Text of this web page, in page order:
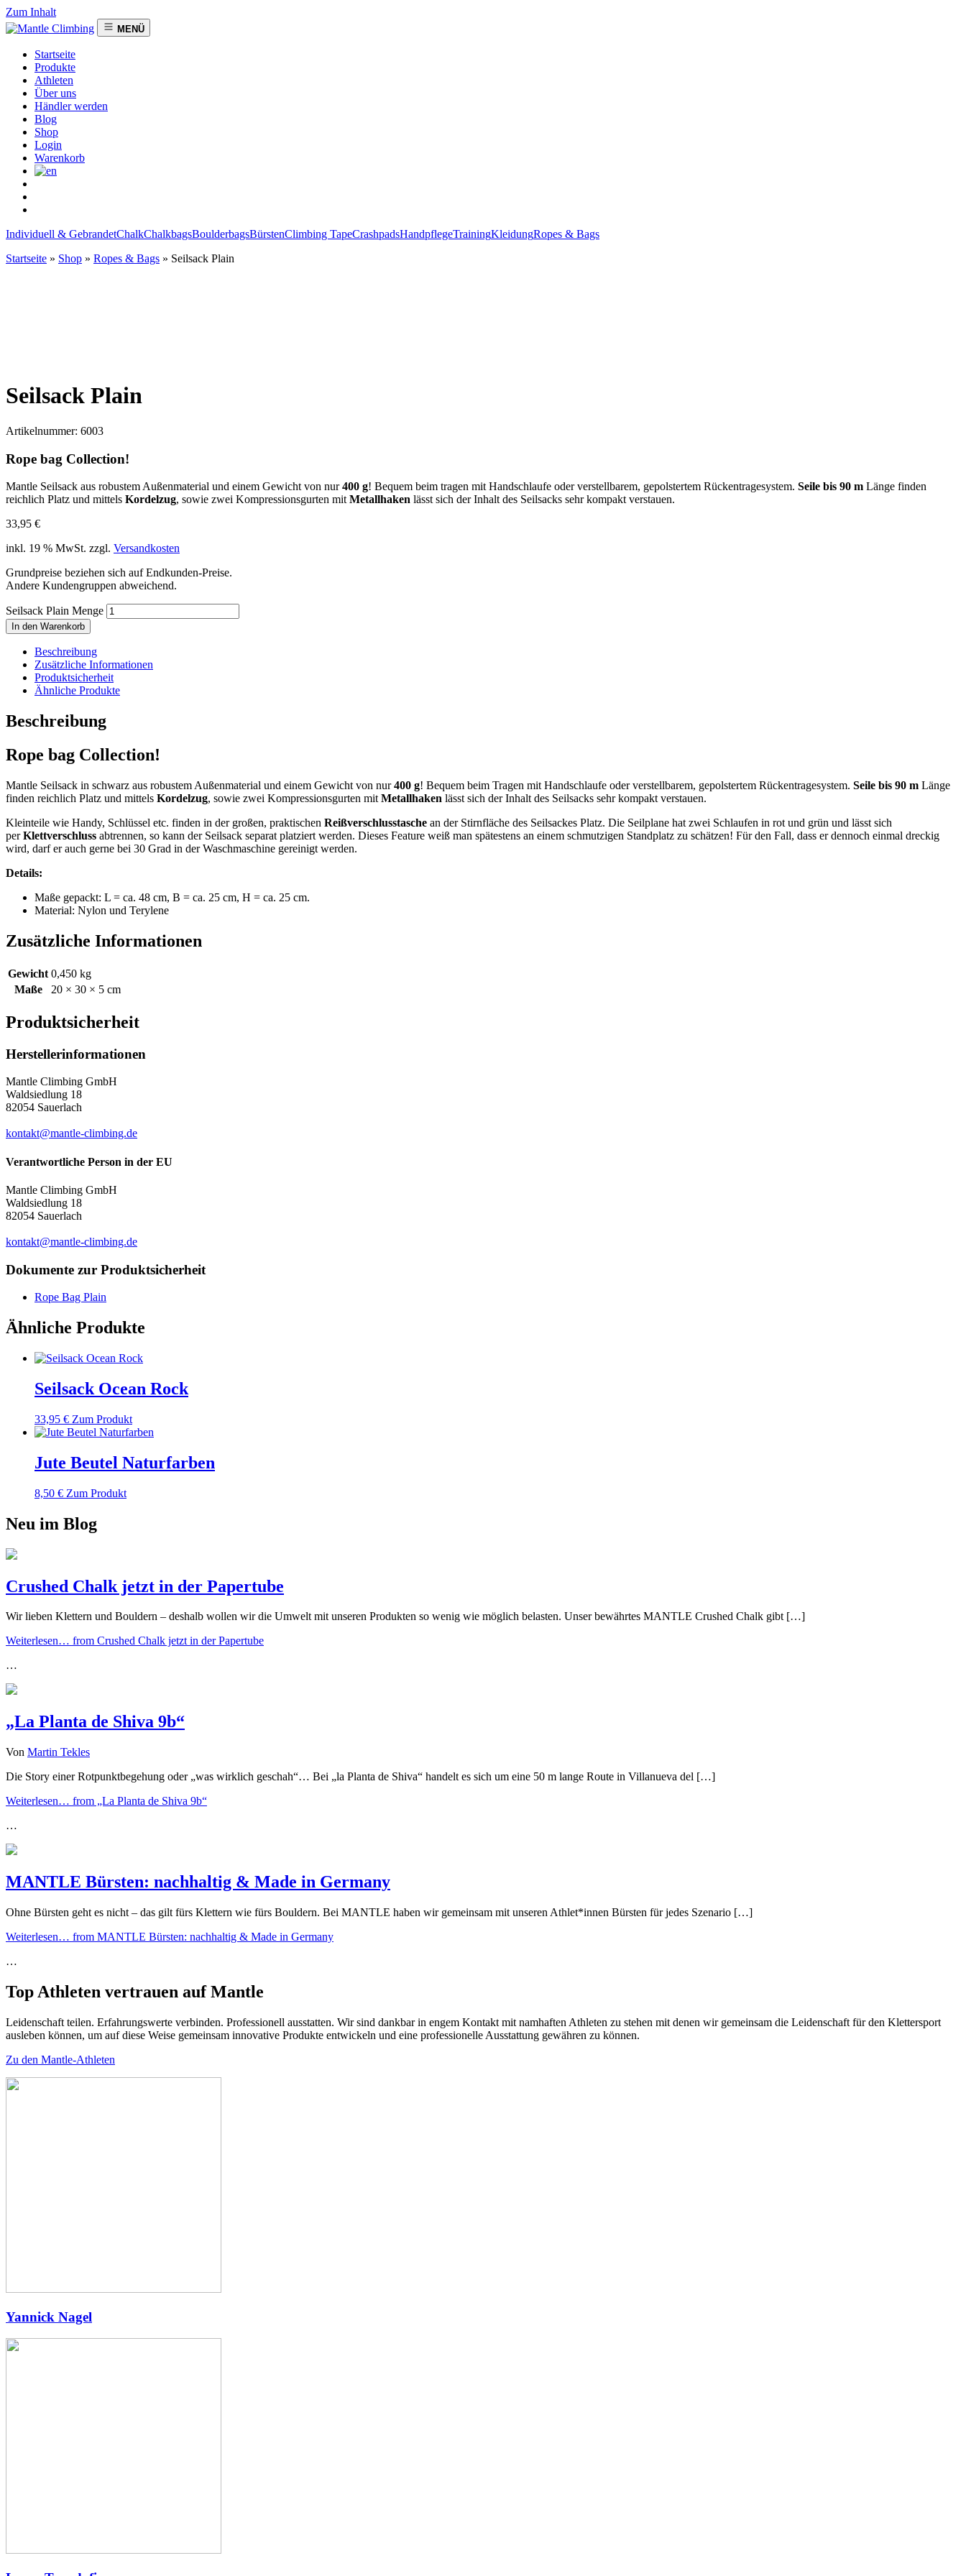
Zum Inhalt
MENÜ
Startseite
Produkte
Athleten
Über uns
Händler werden
Blog
Shop
Login
Warenkorb
Individuell & GebrandetChalkChalkbagsBoulderbagsBürstenClimbing TapeCrashpadsHandpflegeTrainingKleidungRopes & Bags
Startseite » Shop » Ropes & Bags » Seilsack Plain
Seilsack Plain
Artikelnummer: 6003
Rope bag Collection!
Mantle Seilsack aus robustem Außenmaterial und einem Gewicht von nur400 g! Bequem beim tragen mit Handschlaufe oder verstellbarem, gepolstertem Rückentragesystem. Seile bis 90 m Länge finden
reichlich Platz und mittels Kordelzug, sowie zwei Kompressionsgurten mit Metallhaken lässt sich der Inhalt des Seilsacks sehr kompakt verstauen.
33,95 €
inkl. 19 % MwSt. zzgl. Versandkosten
Grundpreise beziehen sich auf Endkunden-Preise.
Andere Kundengruppen abweichend.
Seilsack Plain Menge
In den Warenkorb
Beschreibung
Zusätzliche Informationen
Produktsicherheit
Ähnliche Produkte
Beschreibung
Rope bag Collection!
Mantle Seilsack in schwarz aus robustem Außenmaterial und einem Gewicht von nur400 g! Bequem beim Tragen mit Handschlaufe oder verstellbarem, gepolstertem Rückentragesystem. Seile bis 90 m Länge
finden reichlich Platz und mittels Kordelzug, sowie zwei Kompressionsgurten mit Metallhaken lässt sich der Inhalt des Seilsacks sehr kompakt verstauen.
Kleinteile wie Handy, Schlüssel etc. finden in der großen, praktischen Reißverschlusstasche an der Stirnfläche des Seilsackes Platz. Die Seilplane hat zwei Schlaufen in rot und grün und lässt sich
perKlettverschluss abtrennen, so kann der Seilsack separat platziert werden. Dieses Feature weiß man spätestens an einem schmutzigen Standplatz zu schätzen! Für den Fall, dass er dennoch einmal dreckig
wird, darf er auch gerne bei 30 Grad in der Waschmaschine gereinigt werden.
Details:
Maße gepackt: L = ca. 48 cm, B = ca. 25 cm, H = ca. 25 cm.
Material: Nylon und Terylene
Zusätzliche Informationen
Gewicht 0,450 kg
Maße
20 × 30 × 5 cm
Produktsicherheit
Herstellerinformationen
Mantle Climbing GmbH
Waldsiedlung 18
82054 Sauerlach
kontakt@mantle-climbing.de
Verantwortliche Person in der EU
Mantle Climbing GmbH
Waldsiedlung 18
82054 Sauerlach
kontakt@mantle-climbing.de
Dokumente zur Produktsicherheit
Rope Bag Plain
Ähnliche Produkte
Seilsack Ocean Rock
33,95 € Zum Produkt
Jute Beutel Naturfarben
8,50 € Zum Produkt
Neu im Blog
Crushed Chalk jetzt in der Papertube
Wir lieben Klettern und Bouldern – deshalb wollen wir die Umwelt mit unseren Produkten so wenig wie möglich belasten. Unser bewährtes MANTLE Crushed Chalk gibt […]
Weiterlesen… from Crushed Chalk jetzt in der Papertube
…
„La Planta de Shiva 9b“
Von Martin Tekles
Die Story einer Rotpunktbegehung oder „was wirklich geschah“… Bei „la Planta de Shiva“ handelt es sich um eine 50 m lange Route in Villanueva del […]
Weiterlesen… from „La Planta de Shiva 9b“
…
MANTLE Bürsten: nachhaltig & Made in Germany
Ohne Bürsten geht es nicht – das gilt fürs Klettern wie fürs Bouldern. Bei MANTLE haben wir gemeinsam mit unseren Athlet*innen Bürsten für jedes Szenario […]
Weiterlesen… from MANTLE Bürsten: nachhaltig & Made in Germany
…
Top Athleten vertrauen auf Mantle
Leidenschaft teilen. Erfahrungswerte verbinden. Professionell ausstatten. Wir sind dankbar in engem Kontakt mit namhaften Athleten zu stehen mit denen wir gemeinsam die Leidenschaft für den Klettersport
ausleben können, um auf diese Weise gemeinsam innovative Produkte entwickeln und eine professionelle Ausstattung gewähren zu können.
Zu den Mantle-Athleten
Yannick Nagel